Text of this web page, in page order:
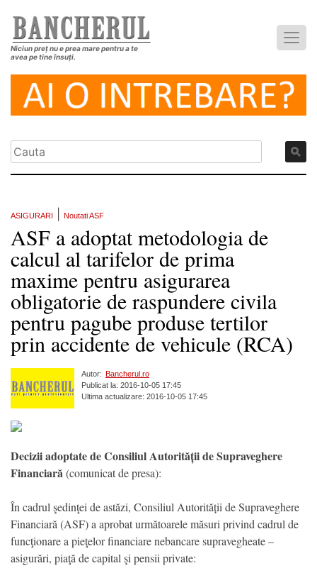
Niciun preț nu e prea mare pentru a te
avea pe tine însuți.
ASIGURARI Noutati ASF
ASF a adoptat metodologia de
calcul al tarifelor de prima
maxime pentru asigurarea
obligatorie de raspundere civila
pentru pagube produse tertilor
prin accidente de vehicule (RCA)
Autor: Bancherul.ro
Publicat la: 2016-10-05 17:45
Ultima actualizare: 2016-10-05 17:45
Decizii adoptate de Consiliul Autorității de Supraveghere
Financiară (comunicat de presa):
În cadrul şedinţei de astăzi, Consiliul Autorității de Supraveghere
Financiară (ASF) a aprobat următoarele măsuri privind cadrul de
funcţionare a pieţelor financiare nebancare supravegheate –
asigurări, piaţă de capital şi pensii private: